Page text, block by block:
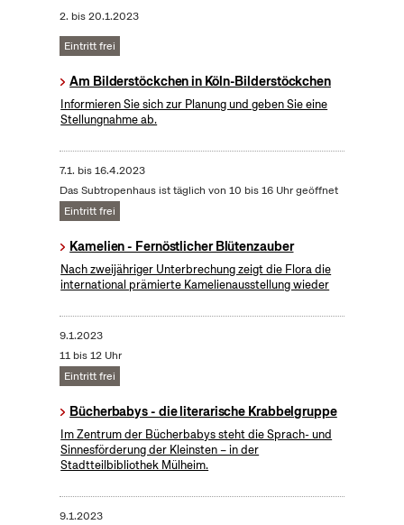
2. bis20.1.2023
Eintritt frei
Am Bilderstöckchen in Köln-Bilderstöckchen
Informieren Sie sich zur Planung und geben Sie eine
Stellungnahme ab.
7.1. bis16.4.2023
Das Subtropenhaus ist täglich von 10 bis 16 Uhr geöffnet
Eintritt frei
Kamelien - Fernöstlicher Blütenzauber
Nach zweijähriger Unterbrechung zeigt die Flora die
international prämierte Kamelienausstellung wieder
9.1.2023
11 bis 12 Uhr
Eintritt frei
Bücherbabys - die literarische Krabbelgruppe
Im Zentrum der Bücherbabys steht die Sprach- und
Sinnesförderung der Kleinsten – in der
Stadtteilbibliothek Mülheim.
9.1.2023